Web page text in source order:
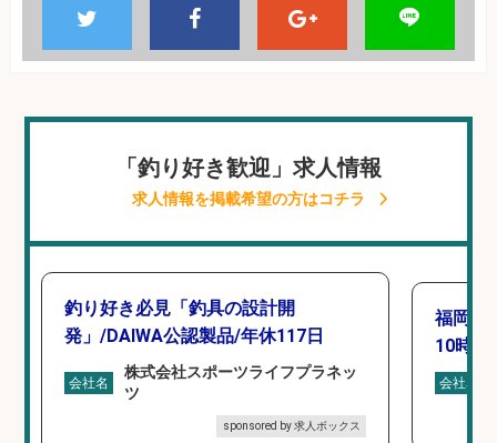
「釣り好き歓迎」求人情報
求人情報を掲載希望の方はコチラ
釣り好き必見「釣具の設計開
発」/DAIWA公認製品/年休117日
会社名
株式会社スポーツライフプラネッ
ツ
sponsored by 求人ボックス
福岡「
10時間
会社名